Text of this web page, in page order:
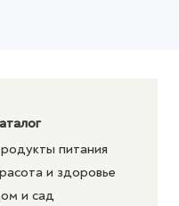
питания
и здоровье
и сад